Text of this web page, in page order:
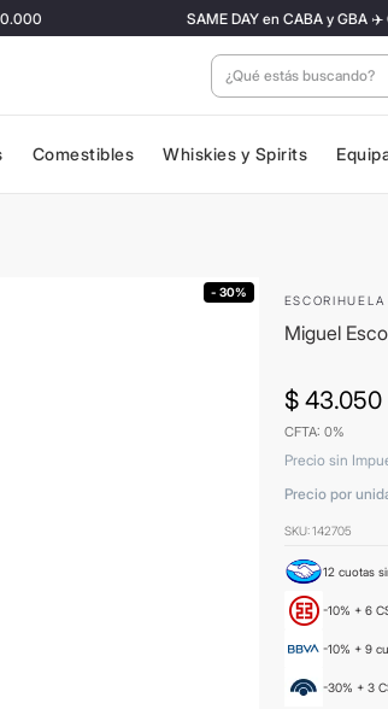
SAME DAY en CABA y GBA ✈️
¿Qué estás
Comestibles Whiskies y Spirits
- 30%
ESCORIHUELA
Miguel
$ 43.050
CFTA: 0%
Precio sin
Precio por
SKU:142705
12 cuotas
-10% + 6
-10% + 9
-30% + 3